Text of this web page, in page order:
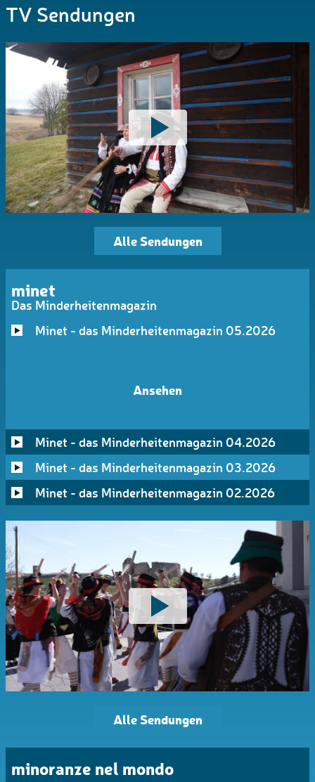
TV Sendungen
Alle Sendungen
minet
Das Minderheitenmagazin
Minet - das Minderheitenmagazin 05.2026
Ansehen
Minet - das Minderheitenmagazin 04.2026
Minet - das Minderheitenmagazin 03.2026
Minet - das Minderheitenmagazin 02.2026
Alle Sendungen
minoranze nel mondo